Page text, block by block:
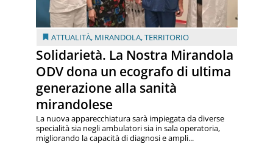
ATTUALITÀ, MIRANDOLA,TERRITORIO
Solidarietà. La Nostra Mirandola
ODV dona un ecografo di ultima
generazione alla sanità
mirandolese
La nuova apparecchiatura sarà impiegata da diverse
specialità sia negli ambulatori sia in sala operatoria,
migliorando la capacità di diagnosi e ampli...